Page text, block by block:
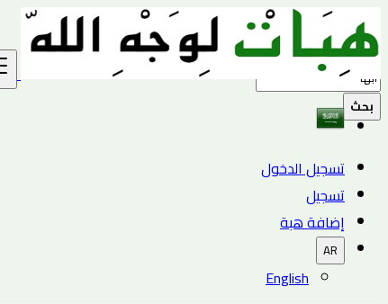
تسجيل الدخول
تسجيل
إضافة هبة
AR
English
بحث